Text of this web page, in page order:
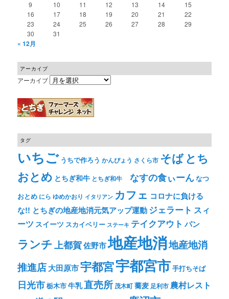
9
10 11 12 13 14
15
16
17 18 19 20 21
22
23
24 25 26 27 28
29
30
31
« 12月
アーカイブ
アーカイブ
タグ
いちご うちで作ろう かんぴょう さくら市 そばとち
おとめ とちぎ和牛 とちぎ和牛 なすの食ぃーんなつ
おとめ にら ゆめかおり イタリアン カフェ コロナに負ける
な!! とちぎの地産地消元気アップ運動ジェラート スィ
ーツ スイーツ スカイベリー ステーキ テイクアウト パン
ランチ上都賀佐野市地産地消地産地消
推進店大田原市宇都宮宇都宮市手打ちそば
日光市栃木市牛乳直売所 茂木町蕎麦 足利市 農村レスト